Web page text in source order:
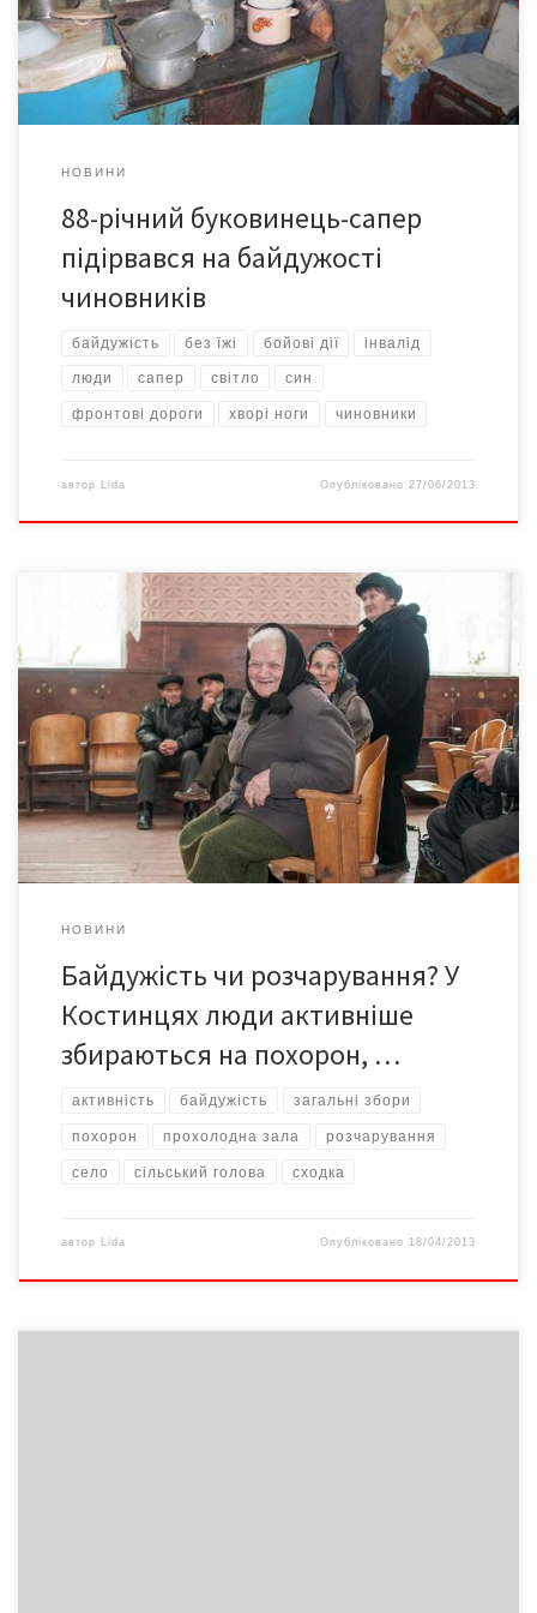
практично, без їжі. Якби не журналісти, їх «ув’язнення»
тривало б […]
НОВИНИ
88-річний буковинець-сапер
підірвався на байдужості
чиновників
байдужість без їжі бойові дії інвалід
люди сапер світло син
фронтові дороги хворі ноги чиновники
автор Lida Опубліковано 27/06/2013
На загальні збори – заслухати річний звіт сільського голови
Віктора Масіяна, обговорити найбільш нагальні костинецькі
проблеми – прийшло лише півсотні людей із 1800 жителів!
Решта селян подалися на похорон односельчанина. У
прохолодній залі почалися суперечки: проводити сходку зараз
чи перенести її? А якщо наступного разу людей прийде ще
менше? Це […]
НОВИНИ
Байдужість чи розчарування? У
Костинцях люди активніше
збираються на похорон, …
активність байдужість загальні збори
похорон прохолодна зала розчарування
селo сільський голова сходка
автор Lida Опубліковано 18/04/2013